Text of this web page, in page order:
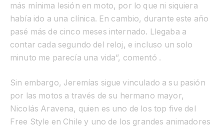
más mínima lesión en moto, por lo que ni siquiera
había ido a una clínica. En cambio, durante este año
pasé más de cinco meses internado. Llegaba a
contar cada segundo del reloj, e incluso un solo
minuto me parecía una vida”, comentó .
Sin embargo, Jeremías sigue vinculado a su pasión
por las motos a través de su hermano mayor,
Nicolás Aravena, quien es uno de los top five del
Free Style en Chile y uno de los grandes animadores